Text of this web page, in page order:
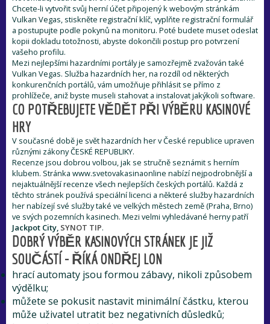
Chcete-li vytvořit svůj herní účet připojený k webovým stránkám
Vulkan Vegas, stiskněte registrační klíč, vyplňte registrační formulář
a postupujte podle pokynů na monitoru. Poté budete muset odeslat
kopii dokladu totožnosti, abyste dokončili postup pro potvrzení
vašeho profilu.
Mezi nejlepšími hazardními portály je samozřejmě zvažován také
Vulkan Vegas. Služba hazardních her, na rozdíl od některých
konkurenčních portálů, vám umožňuje přihlásit se přímo z
prohlížeče, aniž byste museli stahovat a instalovat jakýkoli software.
CO POTŘEBUJETE VĚDĚT PŘI VÝBĚRU KASINOVÉ
HRY
V současné době je svět hazardních her v České republice upraven
různými zákony ČESKÉ REPUBLIKY.
Recenze jsou dobrou volbou, jak se stručně seznámit s herním
klubem. Stránka www.svetovakasinaonline nabízí nejpodrobnější a
nejaktuálnější recenze všech nejlepších českých portálů. Každá z
těchto stránek používá speciální licenci a některé služby hazardních
her nabízejí své služby také ve velkých městech země (Praha, Brno)
ve svých pozemních kasinech. Mezi velmi vyhledávané herny patří
Jackpot City, SYNOT TIP.
DOBRÝ VÝBĚR KASINOVÝCH STRÁNEK JE JIŽ
SOUČÁSTÍ - ŘÍKÁ ONDŘEJ LON
hrací automaty jsou formou zábavy, nikoli způsobem
výdělku;
můžete se pokusit nastavit minimální částku, kterou
může uživatel utratit bez negativních důsledků;